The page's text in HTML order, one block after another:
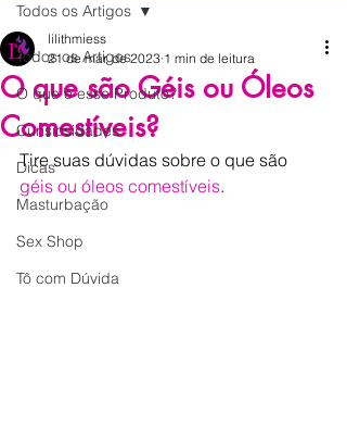
Todos os Artigos
O que é esse Produto?
Curisiosidades
Dicas
Masturbação
Sex Shop
Tô com Dúvida
Todos os Artigos
O que são Géis ou Óleos
Comestíveis?
lilithmiess
21 de mar. de 2023 1 min de leitura
Tire suas dúvidas sobre o que são
géis ou óleos comestíveis.